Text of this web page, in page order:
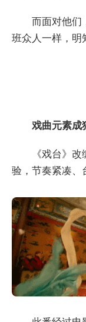
而面对他们
班众人一样，明
戏曲元素成
《戏台》
验，节奏紧凑、